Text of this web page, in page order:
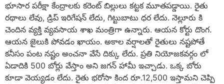
భూసార పరీక్షా కేంద్రాలకు కరెంట్ బిల్లులు కట్టక మూతపడ్డాయి. రైతు
రథాలు లేవు, డ్రిప్ ఇరిగేషన్ లేదు, గిట్టుబాటు ధర లేదు. నెల్లూరు కి
చెందిన వ్యక్తి వ్యవసాయ శాఖ మంత్రిగా ఉన్నారు. ఆయన కోర్టు దొంగ.
ఆయన జైలుకి పోవడం ఖాయం. అకాల వర్షాలతో రైతులు నష్టపోతే
కనీసం పంట నష్టం అంచనా వేసే దిక్కు లేదు. ప్రతి నియోజకవర్గం లో
ఏడాదికి 500 బోర్లు వేస్తాం అని జగన్ హామీ ఇచ్చాడు. ఒక్క బోరు
కూడా వెయ్యడం లేదు. రైతు భరోసా కింద రూ.12,500 ఇస్తామని చెప్పి